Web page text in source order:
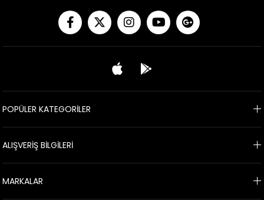
POPÜLER KATEGORİLER
ALIŞVERİŞ BİLGİLERİ
MARKALAR